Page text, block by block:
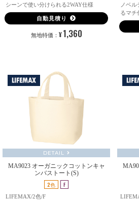
シーンで使い分けられる2WAY仕様
自動見積り
無地特価： ¥ 1,360
ノベ
るマチ
DETAIL
MA9023 オーガニックコットンキャ
ンバストート(S)
2色 F
LIFEMAX/2色/F